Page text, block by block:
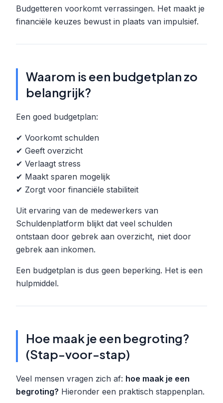
Budgetteren voorkomt verrassingen. Het maakt je
financiële keuzes bewust in plaats van impulsief.
Waarom is een budgetplan zo
belangrijk?
Een goed budgetplan:
✔ Voorkomt schulden
✔ Geeft overzicht
✔ Verlaagt stress
✔ Maakt sparen mogelijk
✔ Zorgt voor financiële stabiliteit
Uit ervaring van de medewerkers van
Schuldenplatform blijkt dat veel schulden
ontstaan door gebrek aan overzicht, niet door
gebrek aan inkomen.
Een budgetplan is dus geen beperking. Het is een
hulpmiddel.
Hoe maak je een begroting?
(Stap-voor-stap)
Veel mensen vragen zich af: hoe maak je een
begroting? Hieronder een praktisch stappenplan.